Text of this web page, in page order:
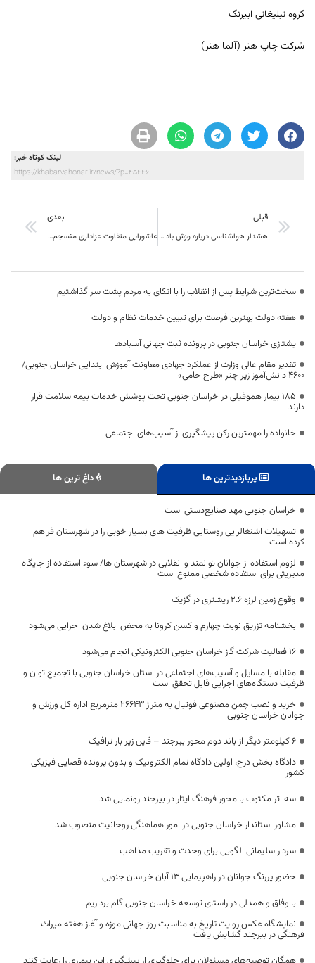
گروه تبلیغاتی ابیرنگ
شرکت چاپ هنر (آلما هنر)
لینک کوتاه خبر:
https://khabarvahonar.ir/news/?p=45446
قبلی
هشدار هواشناسی درباره وزش باد شدید در خراسان جنوبی
بعدی
عاشورایی متفاوت عزاداری منسجم مردم شهرستان بیرجند با رعایت کامل دستورالعملهای بهداشتی در بهشت متقین
سخت‌ترین شرایط پس از انقلاب را با اتکای به مردم پشت سر گذاشتیم
هفته دولت بهترین فرصت برای تبیین خدمات نظام و دولت
یشتازی خراسان جنوبی در پرونده ثبت جهانی آسبادها
تقدیر مقام عالی وزارت از عملکرد جهادی معاونت آموزش ابتدایی خراسان جنوبی/
۴۶۰۰ دانش‌آموز زیر چتر «طرح حامی»
۱۸۵ بیمار هموفیلی در خراسان جنوبی تحت پوشش خدمات بیمه سلامت قرار
دارند
خانواده را مهمترین رکن پیشگیری از آسیب‌های اجتماعی
پربازدیدترین ها داغ ترین ها
خراسان جنوبی مهد صنایع‌دستی است
تسهیلات اشتغالزایی روستایی ظرفیت های بسیار خوبی را در شهرستان فراهم
کرده است
لزوم استفاده از جوانان توانمند و انقلابی در شهرستان ها/ سوء استفاده از جایگاه
مدیریتی برای استفاده شخصی ممنوع است
وقوع زمین لرزه ۲.۶ ریشتری در گزیک
بخشنامه تزریق نوبت چهارم واکسن کرونا به محض ابلاغ شدن اجرایی می‌شود
۱۶ فعالیت شرکت گاز خراسان جنوبی الکترونیکی انجام می‌شود
مقابله با مسایل و آسیب‌های اجتماعی در استان خراسان جنوبی با تجمیع توان و
ظرفیت دستگاه‌های اجرایی قابل تحقق است
خرید و نصب چمن مصنوعی فوتبال به متراژ 26643 مترمربع اداره کل ورزش و
جوانان خراسان جنوبی
۶ کیلومتر دیگر از باند دوم محور بیرجند – قاین زیر بار ترافیک
دادگاه بخش درح، اولین دادگاه تمام الکترونیک و بدون پرونده قضایی فیزیکی
کشور
سه اثر مکتوب با محور فرهنگ ایثار در بیرجند رونمایی شد
مشاور استاندار خراسان جنوبی در امور هماهنگی روحانیت منصوب شد
سردار سلیمانی الگویی برای وحدت و تقریب مذاهب
حضور پررنگ جوانان در راهپیمایی ۱۳ آبان خراسان جنوبی
با وفاق و همدلی در راستای توسعه خراسان جنوبی گام برداریم
نمایشگاه عکس روایت تاریخ به‌ مناسبت روز جهانی موزه و آغاز هفته میراث‌
فرهنگی در بیرجند گشایش یافت